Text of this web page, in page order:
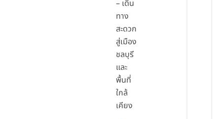
– เดิน
ทาง
สะดวก
สู่เมือง
ชลบุรี
และ
พื้นที่
ใกล้
เคียง